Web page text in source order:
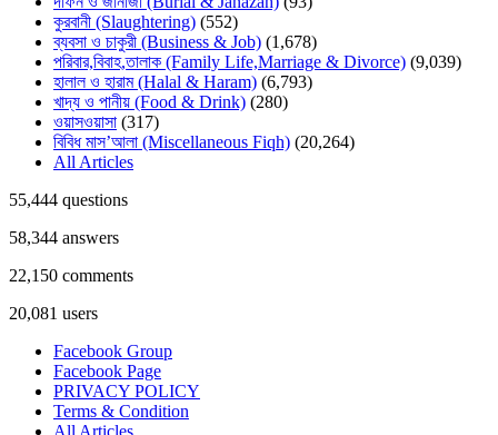
কুরবানী (Slaughtering) (552)
ব্যবসা ও চাকুরী (Business & Job) (1,678)
পরিবার,বিবাহ,তালাক (Family Life,Marriage & Divorce) (9,039)
হালাল ও হারাম (Halal & Haram) (6,793)
খাদ্য ও পানীয় (Food & Drink) (280)
ওয়াসওয়াসা (317)
বিবিধ মাস’আলা (Miscellaneous Fiqh) (20,264)
All Articles
55,444 questions
58,344 answers
22,150 comments
20,081 users
Facebook Group
Facebook Page
PRIVACY POLICY
Terms & Condition
All Articles